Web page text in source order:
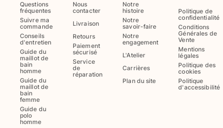
Polos
T-shirts
Pantalons
Shorts
Tous les articles
Fille
Tous les articles
Questions
fréquentes
Suivre ma
commande
Conseils
d'entretien
Guide du
maillot de
bain
homme
Guide du
maillot de
bain
femme
Guide du
polo
homme
Nous
contacter
Livraison
Retours
Paiement
sécurisé
Service
de
réparation
Notre
histoire
Notre
savoir-faire
Notre
engagement
L'Atelier
Carrières
Plan du site
Politique de
confidentialité
Conditions
Générales de
Vente
Mentions
légales
Politique des
cookies
Politique
d'accessibilité